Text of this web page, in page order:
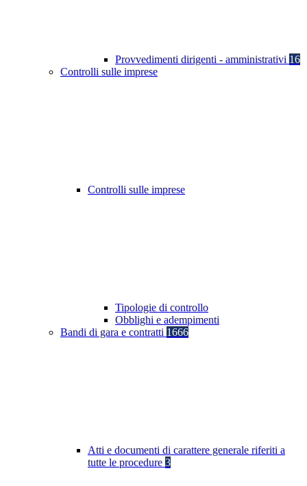
Provvedimenti dirigenti - amministrativi 16
Controlli sulle imprese
Controlli sulle imprese
Tipologie di controllo
Obblighi e adempimenti
Bandi di gara e contratti 1666
Atti e documenti di carattere generale riferiti a
tutte le procedure 3